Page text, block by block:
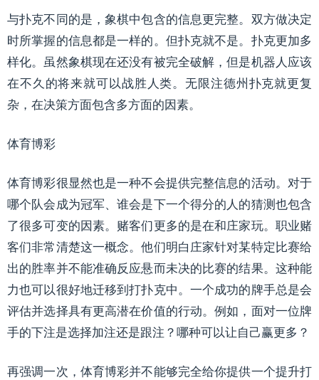
与扑克不同的是，象棋中包含的信息更完整。双方做决定
时所掌握的信息都是一样的。但扑克就不是。扑克更加多
样化。虽然象棋现在还没有被完全破解，但是机器人应该
在不久的将来就可以战胜人类。无限注德州扑克就更复
杂，在决策方面包含多方面的因素。
体育博彩
体育博彩很显然也是一种不会提供完整信息的活动。对于
哪个队会成为冠军、谁会是下一个得分的人的猜测也包含
了很多可变的因素。赌客们更多的是在和庄家玩。职业赌
客们非常清楚这一概念。他们明白庄家针对某特定比赛给
出的胜率并不能准确反应悬而未决的比赛的结果。这种能
力也可以很好地迁移到打扑克中。一个成功的牌手总是会
评估并选择具有更高潜在价值的行动。例如，面对一位牌
手的下注是选择加注还是跟注？哪种可以让自己赢更多？
再强调一次，体育博彩并不能够完全给你提供一个提升打